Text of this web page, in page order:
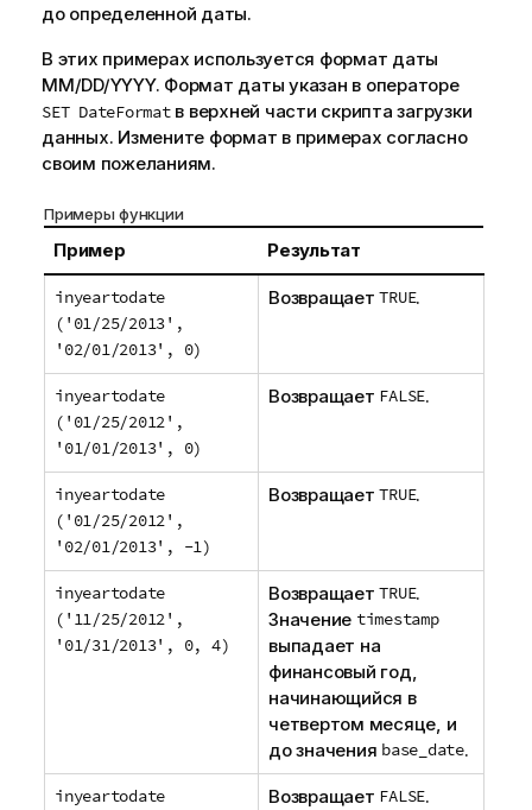
до определенной даты.
В этих примерах используется формат даты
MM/DD/YYYY. Формат даты указан в операторе
SET DateFormatв верхней части скрипта загрузки
данных. Измените формат в примерах согласно
своим пожеланиям.
Примеры функции
Пример Результат
inyeartodate
('01/25/2013',
'02/01/2013', 0)
ВозвращаетTRUE.
inyeartodate
('01/25/2012',
'01/01/2013', 0)
Возвращает FALSE.
inyeartodate
('01/25/2012',
'02/01/2013', -1)
ВозвращаетTRUE.
inyeartodate
('11/25/2012',
'01/31/2013', 0, 4)
ВозвращаетTRUE.
Значение timestamp
выпадает на
финансовый год,
начинающийся в
четвертом месяце, и
до значения base_date.
inyeartodate Возвращает FALSE.